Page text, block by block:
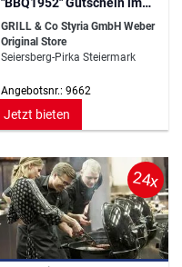
GRILL & Co Styria GmbH Weber
Original Store
Seiersberg-Pirka Steiermark
Angebotsnr.: 9662
Jetzt bieten
24x